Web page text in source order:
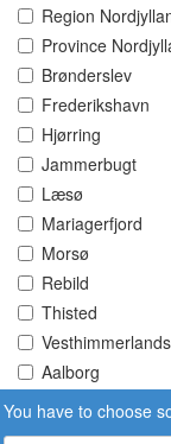
Region
Province
Brønderslev
Frederikshavn
Hjørring
Jammerbugt
Læsø
Mariagerfjord
Morsø
Rebild
Thisted
Vesthimmerlands
Aalborg
You have to choose